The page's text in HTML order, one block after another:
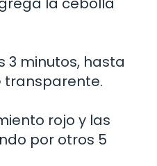
3 minutos, hasta
transparente.
rojo y las
por otros 5